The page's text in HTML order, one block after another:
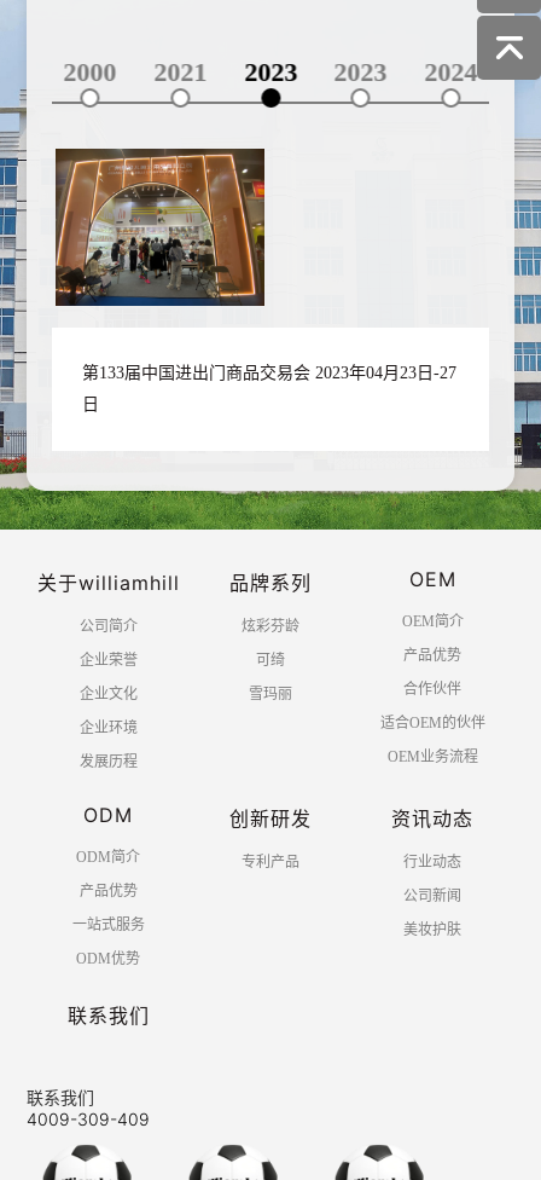
2000 2021 2023 2023 2024
第133届中国进出门商品交易会 2023年04月23日-27
日
关于williamhill
公司简介
企业荣誉
企业文化
企业环境
发展历程
品牌系列
炫彩芬龄
可绮
雪玛丽
OEM
OEM简介
产品优势
合作伙伴
适合OEM的伙伴
OEM业务流程
ODM
ODM简介
产品优势
一站式服务
ODM优势
创新研发
专利产品
资讯动态
行业动态
公司新闻
美妆护肤
联系我们
联系我们
4009-309-409